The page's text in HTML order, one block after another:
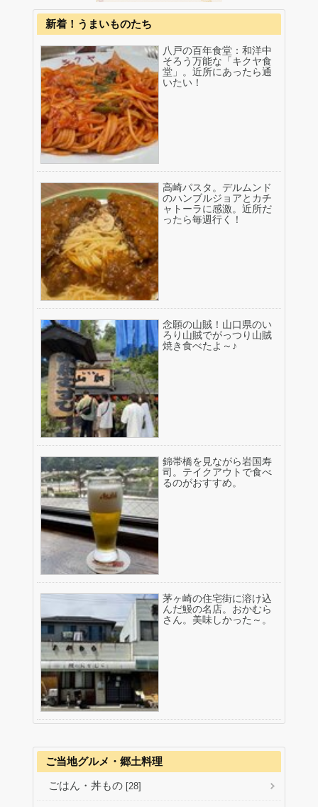
新着！うまいものたち
八戸の百年食堂：和洋中
そろう万能な「キクヤ食
堂」。近所にあったら通
いたい！
高崎パスタ。デルムンド
のハンブルジョアとカチ
ャトーラに感激。近所だ
ったら毎週行く！
念願の山賊！山口県のい
ろり山賊でがっつり山賊
焼き食べたよ～♪
錦帯橋を見ながら岩国寿
司。テイクアウトで食べ
るのがおすすめ。
茅ヶ崎の住宅街に溶け込
んだ鰻の名店。おかむら
さん。美味しかった～。
ご当地グルメ・郷土料理
ごはん・丼もの [28]